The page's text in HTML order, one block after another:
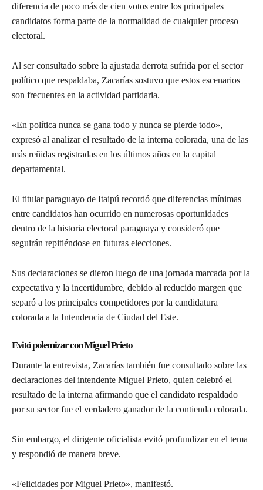
diferencia de poco más de cien votos entre los principales
candidatos forma parte de la normalidad de cualquier proceso
electoral.
Al ser consultado sobre la ajustada derrota sufrida por el sector
político que respaldaba, Zacarías sostuvo que estos escenarios
son frecuentes en la actividad partidaria.
«En política nunca se gana todo y nunca se pierde todo»,
expresó al analizar el resultado de la interna colorada, una de las
más reñidas registradas en los últimos años en la capital
departamental.
El titular paraguayo de Itaipú recordó que diferencias mínimas
entre candidatos han ocurrido en numerosas oportunidades
dentro de la historia electoral paraguaya y consideró que
seguirán repitiéndose en futuras elecciones.
Sus declaraciones se dieron luego de una jornada marcada por la
expectativa y la incertidumbre, debido al reducido margen que
separó a los principales competidores por la candidatura
colorada a la Intendencia de Ciudad del Este.
Evitó polemizar con Miguel Prieto
Durante la entrevista, Zacarías también fue consultado sobre las
declaraciones del intendente Miguel Prieto, quien celebró el
resultado de la interna afirmando que el candidato respaldado
por su sector fue el verdadero ganador de la contienda colorada.
Sin embargo, el dirigente oficialista evitó profundizar en el tema
y respondió de manera breve.
«Felicidades por Miguel Prieto», manifestó.